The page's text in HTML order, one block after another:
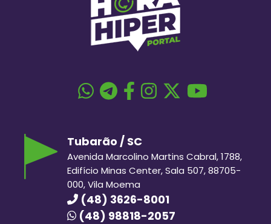
Tubarão / SC
Avenida Marcolino Martins Cabral, 1788,
Edifício Minas Center, Sala 507, 88705-
000, Vila Moema
(48) 3626-8001
(48) 98818-2057